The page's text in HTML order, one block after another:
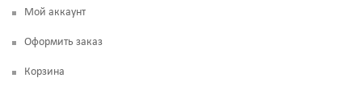
Мой аккаунт
Оформить заказ
Корзина